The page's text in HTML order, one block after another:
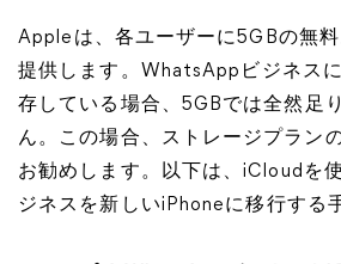
Appleは、各ユーザーに5GBの無
提供します。WhatsAppビジネス
存している場合、5GBでは全然足
ん。この場合、ストレージプラン
お勧めします。以下は、iCloudを
ジネスを新しいiPhoneに移行する